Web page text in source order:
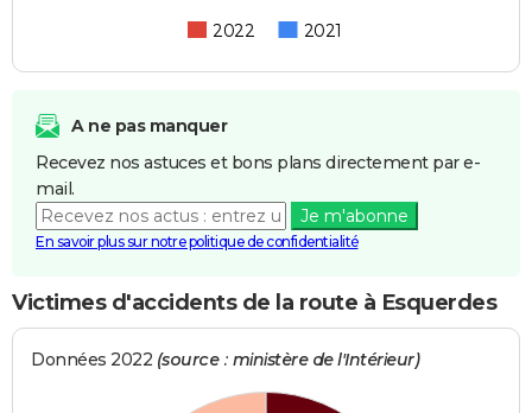
2022 2021
A ne pas manquer
Recevez nos astuces et bons plans directement par e-
mail.
Je m'abonne
En savoir plus sur notre politique de confidentialité
Victimes d'accidents de la route à Esquerdes
Données 2022 (source : ministère de l'Intérieur)